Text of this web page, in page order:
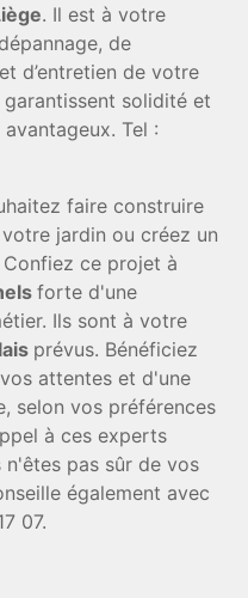
. Il est à votre
de
d’entretien de votre
garantissent solidité et
Tel :
faire construire
jardin ou créez un
ce projet à
forte d'une
Ils sont à votre
prévus. Bénéficiez
attentes et d'une
selon vos préférences
à ces experts
n'êtes pas sûr de vos
également avec
07.